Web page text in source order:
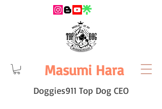
Masumi Hara
Doggies911 Top Dog CEO